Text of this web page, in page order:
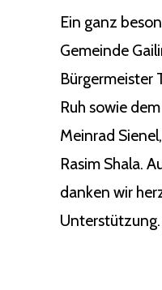
Ein ganz
Gemeinde
Bürgermeister
Ruh sowie
Meinrad
Rasim Shala.
danken wir
Unterstützung.